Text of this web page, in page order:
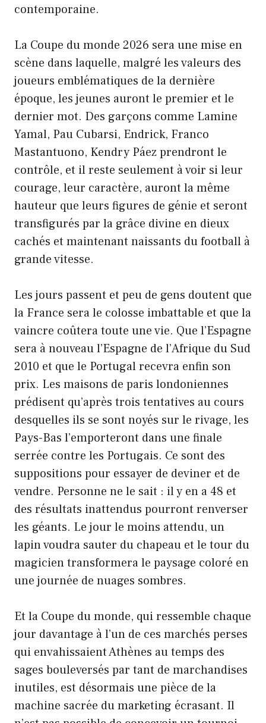
contemporaine.
La Coupe du monde 2026 sera une mise en
scène dans laquelle, malgré les valeurs des
joueurs emblématiques de la dernière
époque, les jeunes auront le premier et le
dernier mot. Des garçons comme Lamine
Yamal, Pau Cubarsi, Endrick, Franco
Mastantuono, Kendry Páez prendront le
contrôle, et il reste seulement à voir si leur
courage, leur caractère, auront la même
hauteur que leurs figures de génie et seront
transfigurés par la grâce divine en dieux
cachés et maintenant naissants du football à
grande vitesse.
Les jours passent et peu de gens doutent que
la France sera le colosse imbattable et que la
vaincre coûtera toute une vie. Que l’Espagne
sera à nouveau l’Espagne de l’Afrique du Sud
2010 et que le Portugal recevra enfin son
prix. Les maisons de paris londoniennes
prédisent qu’après trois tentatives au cours
desquelles ils se sont noyés sur le rivage, les
Pays-Bas l’emporteront dans une finale
serrée contre les Portugais. Ce sont des
suppositions pour essayer de deviner et de
vendre. Personne ne le sait : il y en a 48 et
des résultats inattendus pourront renverser
les géants. Le jour le moins attendu, un
lapin voudra sauter du chapeau et le tour du
magicien transformera le paysage coloré en
une journée de nuages ​​sombres.
Et la Coupe du monde, qui ressemble chaque
jour davantage à l’un de ces marchés perses
qui envahissaient Athènes au temps des
sages bouleversés par tant de marchandises
inutiles, est désormais une pièce de la
machine sacrée du marketing écrasant. Il